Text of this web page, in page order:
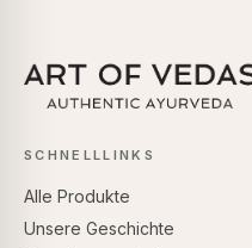
SCHNELLLINKS
Alle Produkte
Unsere Geschichte